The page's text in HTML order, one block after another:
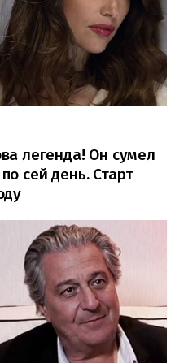
легенда! Он сумел
сей день. Старт